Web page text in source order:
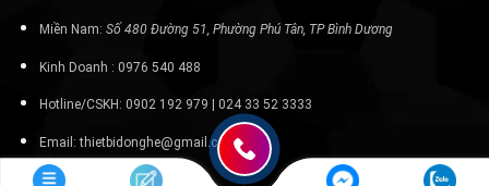
Miền Nam: Số 480 Đường 51, Phường Phú Tân, TP Bình Dương
Kinh Doanh : 0976 540 488
Hotline/CSKH: 0902 192 979 | 024 33 52 3333
Email: thietbidonghe@gmail.com